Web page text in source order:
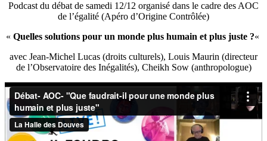
Podcast du débat de samedi 12/12 organisé dans le cadre des AOC
de l’égalité (Apéro d’Origine Contrôlée)
« Quelles solutions pour un monde plus humain et plus juste ?«
avec Jean-Michel Lucas (droits culturels), Louis Maurin (directeur
de l’Observatoire des Inégalités), Cheikh Sow (anthropologue)